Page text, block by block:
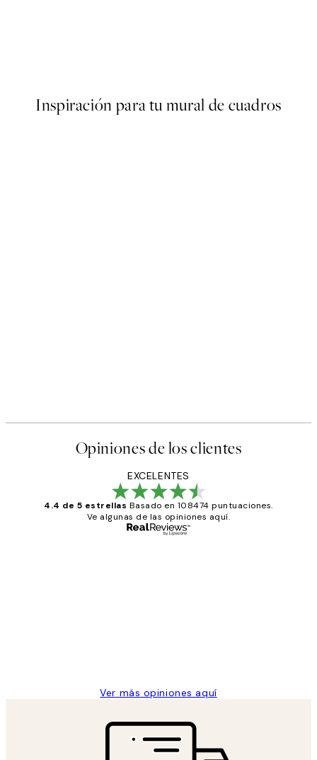
Inspiración para tu mural de cuadros
Opiniones de los clientes
EXCELENTES
4.4 de 5 estrellas Basado en 108474 puntuaciones.
Ve algunas de las opiniones aquí.
Ver más opiniones aquí